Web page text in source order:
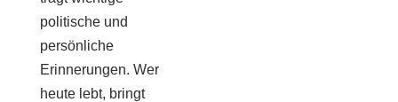
politische und
persönliche
Erinnerungen. Wer
heute lebt, bringt